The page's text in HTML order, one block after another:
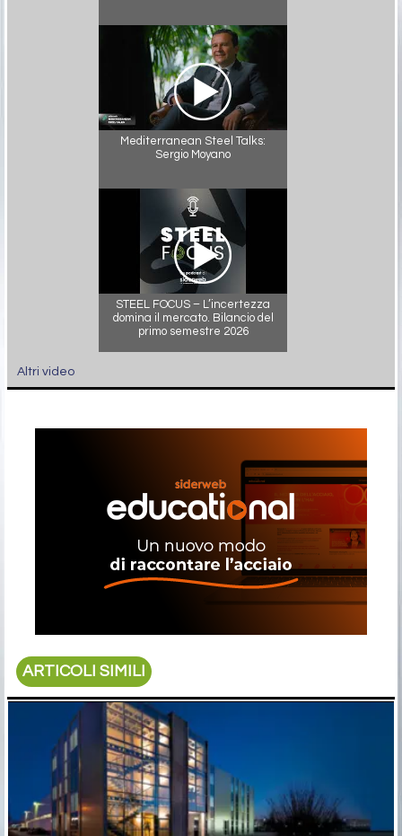
Mediterranean Steel Talks:
Sergio Moyano
STEEL FOCUS – L’incertezza
domina il mercato. Bilancio del
primo semestre 2026
Altri video
ARTICOLI SIMILI